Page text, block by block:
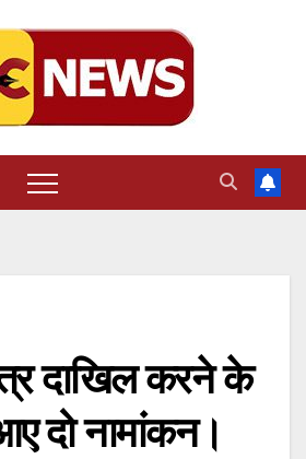
दाखिल करने के
दो नामांकन।